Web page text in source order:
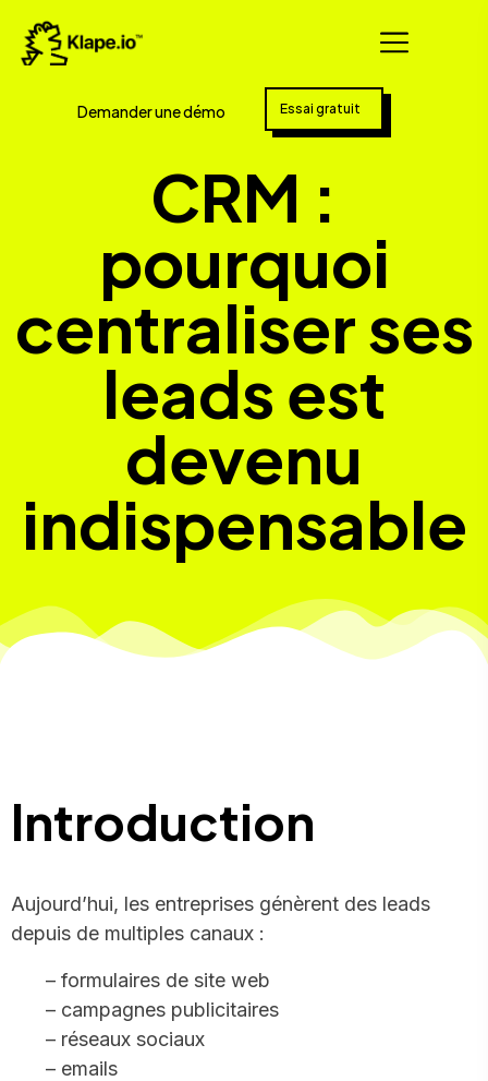
Demander une démo Essai gratuit
CRM :
pourquoi
centraliser ses
leads est
devenu
indispensable
Introduction
Aujourd’hui, les entreprises génèrent des leads
depuis de multiples canaux :
– formulaires de site web
– campagnes publicitaires
– réseaux sociaux
– emails